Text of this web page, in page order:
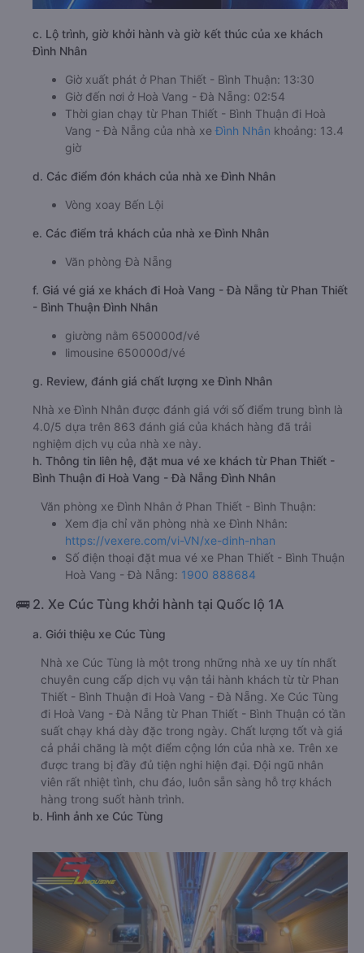
c. Lộ trình, giờ khởi hành và giờ kết thúc của xe khách
Đình Nhân
Giờ xuất phát ở Phan Thiết - Bình Thuận: 13:30
Giờ đến nơi ở Hoà Vang - Đà Nẵng: 02:54
Thời gian chạy từ Phan Thiết - Bình Thuận đi Hoà
Vang - Đà Nẵng của nhà xe Đình Nhân khoảng: 13.4
giờ
d. Các điểm đón khách của nhà xe Đình Nhân
Vòng xoay Bến Lội
e. Các điểm trả khách của nhà xe Đình Nhân
Văn phòng Đà Nẵng
f. Giá vé giá xe khách đi Hoà Vang - Đà Nẵng từ Phan Thiết
- Bình Thuận Đình Nhân
giường nằm 650000đ/vé
limousine 650000đ/vé
g. Review, đánh giá chất lượng xe Đình Nhân
Nhà xe Đình Nhân được đánh giá với số điểm trung bình là
4.0/5 dựa trên 863 đánh giá của khách hàng đã trải
nghiệm dịch vụ của nhà xe này.
h. Thông tin liên hệ, đặt mua vé xe khách từ Phan Thiết -
Bình Thuận đi Hoà Vang - Đà Nẵng Đình Nhân
Văn phòng xe Đình Nhân ở Phan Thiết - Bình Thuận:
Xem địa chỉ văn phòng nhà xe Đình Nhân:
https://vexere.com/vi-VN/xe-dinh-nhan
Số điện thoại đặt mua vé xe Phan Thiết - Bình Thuận
Hoà Vang - Đà Nẵng: 1900 888684
🚌 2. Xe Cúc Tùng khởi hành tại Quốc lộ 1A
a. Giới thiệu xe Cúc Tùng
Nhà xe Cúc Tùng là một trong những nhà xe uy tín nhất
chuyên cung cấp dịch vụ vận tải hành khách từ từ Phan
Thiết - Bình Thuận đi Hoà Vang - Đà Nẵng. Xe Cúc Tùng
đi Hoà Vang - Đà Nẵng từ Phan Thiết - Bình Thuận có tần
suất chạy khá dày đặc trong ngày. Chất lượng tốt và giá
cả phải chăng là một điểm cộng lớn của nhà xe. Trên xe
được trang bị đầy đủ tiện nghi hiện đại. Đội ngũ nhân
viên rất nhiệt tình, chu đáo, luôn sẵn sàng hỗ trợ khách
hàng trong suốt hành trình.
b. Hình ảnh xe Cúc Tùng